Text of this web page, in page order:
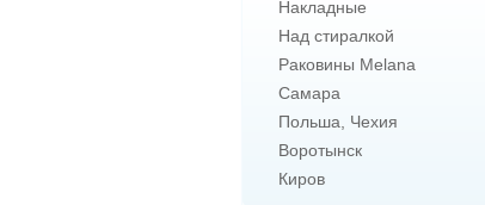
Накладные
Над стиралкой
Раковины Melana
Самара
Польша, Чехия
Воротынск
Киров